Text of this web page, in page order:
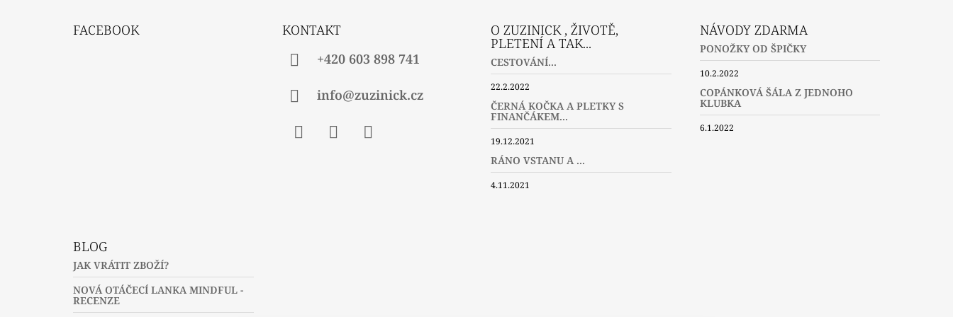
FACEBOOK
KONTAKT
+420 603 898 741
info@zuzinick.cz
O ZUZINICK , ŽIVOTĚ,
PLETENÍ A TAK...
CESTOVÁNÍ...
22.2.2022
ČERNÁ KOČKA A PLETKY S
FINANČÁKEM...
19.12.2021
RÁNO VSTANU A ...
4.11.2021
NÁVODY ZDARMA
PONOŽKY OD ŠPIČKY
10.2.2022
COPÁNKOVÁ ŠÁLA Z JEDNOHO
KLUBKA
6.1.2022
BLOG
JAK VRÁTIT ZBOŽÍ?
NOVÁ OTÁČECÍ LANKA MINDFUL -
RECENZE